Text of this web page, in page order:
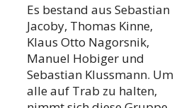
Es bestand aus Sebastian
Jacoby, Thomas Kinne,
Klaus Otto Nagorsnik,
Manuel Hobiger und
Sebastian Klussmann. Um
alle auf Trab zu halten,